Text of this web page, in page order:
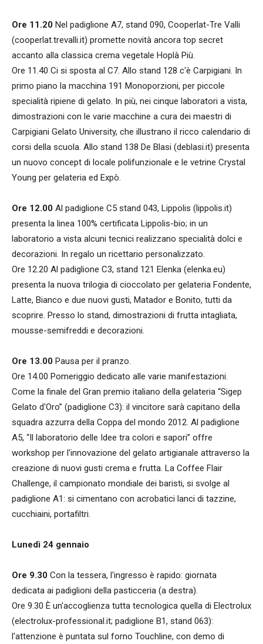
Ore 11.20 Nel padiglione A7, stand 090, Cooperlat-Tre Valli
(cooperlat.trevalli.it) promette novità ancora top secret
accanto alla classica crema vegetale Hoplà Più.
Ore 11.40 Ci si sposta al C7. Allo stand 128 c'è Carpigiani. In
primo piano la macchina 191 Monoporzioni, per piccole
specialità ripiene di gelato. In più, nei cinque laboratori a vista,
dimostrazioni con le varie macchine a cura dei maestri di
Carpigiani Gelato University, che illustrano il ricco calendario di
corsi della scuola. Allo stand 138 De Blasi (deblasi.it) presenta
un nuovo concept di locale polifunzionale e le vetrine Crystal
Young per gelateria ed Expò.
Ore 12.00 Al padiglione C5 stand 043, Lippolis (lippolis.it)
presenta la linea 100% certificata Lippolis-bio; in un
laboratorio a vista alcuni tecnici realizzano specialità dolci e
decorazioni. In regalo un ricettario personalizzato.
Ore 12.20 Al padiglione C3, stand 121 Elenka (elenka.eu)
presenta la nuova trilogia di cioccolato per gelateria Fondente,
Latte, Bianco e due nuovi gusti, Matador e Bonito, tutti da
scoprire. Presso lo stand, dimostrazioni di frutta intagliata,
mousse-semifreddi e decorazioni.
Ore 13.00 Pausa per il pranzo.
Ore 14.00 Pomeriggio dedicato alle varie manifestazioni.
Come la finale del Gran premio italiano della gelateria “Sigep
Gelato d'Oro” (padiglione C3): il vincitore sarà capitano della
squadra azzurra della Coppa del mondo 2012. Al padiglione
A5, “Il laboratorio delle Idee tra colori e sapori” offre
workshop per l'innovazione del gelato artigianale attraverso la
creazione di nuovi gusti crema e frutta. La Coffee Flair
Challenge, il campionato mondiale dei baristi, si svolge al
padiglione A1: si cimentano con acrobatici lanci di tazzine,
cucchiaini, portafiltri.
Lunedì 24 gennaio
Ore 9.30 Con la tessera, l'ingresso è rapido: giornata
dedicata ai padiglioni della pasticceria (a destra).
Ore 9.30 È un'accoglienza tutta tecnologica quella di Electrolux
(electrolux-professional.it; padiglione B1, stand 063):
l'attenzione è puntata sul forno Touchline, con demo di